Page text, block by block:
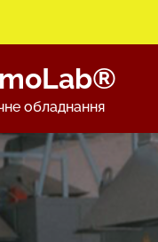
обладнання